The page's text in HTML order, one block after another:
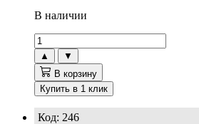
В наличии
▲
▼
В корзину
Купить в 1 клик
Код: 246